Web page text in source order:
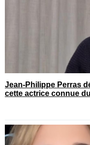
Jean-Philippe Perras
cette actrice connue